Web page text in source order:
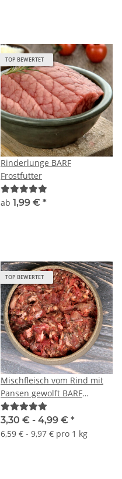
TOP BEWERTET
Rinderlunge BARF
Frostfutter
ab 1,99 € *
TOP BEWERTET
Mischfleisch vom Rind mit
Pansen gewolft BARF
Frostfutter
3,30 € - 4,99 € *
6,59 € - 9,97 € pro 1 kg